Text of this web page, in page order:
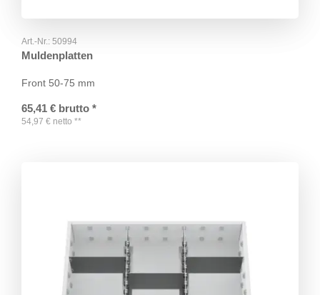
Art.-Nr.: 50994
Muldenplatten
Front 50-75 mm
65,41 € brutto *
54,97 € netto **